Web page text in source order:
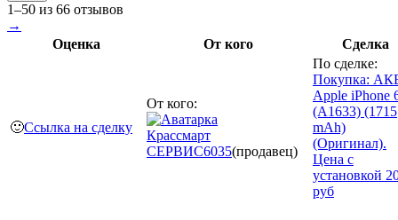
1–50 из 66 отзывов
→
Оценка
От кого Сделка
🙂Ссылка на сделку
От кого:
Крассмарт
СЕРВИС6035(продавец)
По сделке:
Покупка:
Apple iPhone
(A1633) (1715
mAh)
(Оригинал).
Цена с
установкой
руб